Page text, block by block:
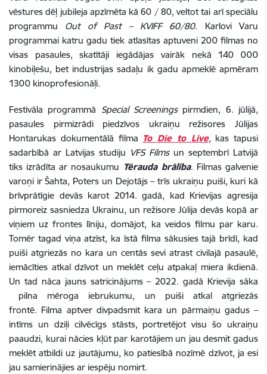
vēstures dēļ jubileja apzīmēta kā 60 / 80, veltot tai arī speciālu
programmu Out of Past – KVIFF 60/80. Karlovi Varu
programmai katru gadu tiek atlasītas aptuveni 200 filmas no
visas pasaules, skatītāji iegādājas vairāk nekā 140 000
kinobiļešu, bet industrijas sadaļu ik gadu apmeklē apmēram
1300 kinoprofesionāļi.
Festivāla programmā Special Screeningspirmdien, 6. jūlijā,
pasaules pirmizrādi piedzīvos ukraiņu režisores Jūlijas
Hontarukas dokumentālā filma To Die to Live, kas tapusi
sadarbībā ar Latvijas studiju VFS Filmsun septembrī Latvijā
tiks izrādīta ar nosaukumu Tērauda brālība. Filmas galvenie
varoņi ir Šahta, Poters un Dejotājs – trīs ukraiņu puiši, kuri kā
brīvprātīgie devās karot 2014. gadā, kad Krievijas agresija
pirmoreiz sasniedza Ukrainu, un režisore Jūlija devās kopā ar
viņiem uz frontes līniju, domājot, ka veidos filmu par karu.
Tomēr tagad viņa atzīst, ka īstā filma sākusies tajā brīdī, kad
puiši atgriezās no kara un centās sevi atrast civilajā pasaulē,
iemācīties atkal dzīvot un meklēt ceļu atpakaļ miera ikdienā.
Un tad nāca jauns satricinājums – 2022. gadā Krievija sāka
pilna mēroga iebrukumu, un puiši atkal atgriezās
frontē. Filma aptver divpadsmit kara un pārmaiņu gadus –
intīms un dziļi cilvēcīgs stāsts, portretējot visu šo ukraiņu
paaudzi, kurai nācies kļūt par karotājiem un jau desmit gadus
meklēt atbildi uz jautājumu, ko patiesībā nozīmē dzīvot, ja esi
jau samierinājies ar iespēju nomirt.